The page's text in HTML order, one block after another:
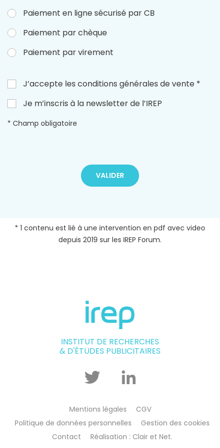
Paiement en ligne sécurisé par CB
Paiement par chèque
Paiement par virement
J’accepte les conditions générales de vente *
Je m’inscris à la newsletter de l’IREP
* Champ obligatoire
VALIDER
* 1 contenu est lié à une intervention en pdf avec video
depuis 2019 sur les IREP Forum.
INSTITUT DE RECHERCHES
& D'ÉTUDES PUBLICITAIRES
Twitter Linkedin
Mentions légales
CGV
Politique de données personnelles
Gestion des cookies
Contact
Réalisation : Clair et Net.